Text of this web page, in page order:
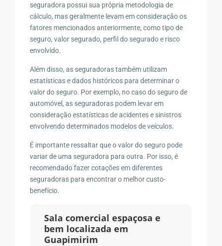
seguradora possui sua própria metodologia de
cálculo, mas geralmente levam em consideração os
fatores mencionados anteriormente, como tipo de
seguro, valor segurado, perfil do segurado e risco
envolvido.
Além disso, as seguradoras também utilizam
estatísticas e dados históricos para determinar o
valor do seguro. Por exemplo, no caso do seguro de
automóvel, as seguradoras podem levar em
consideração estatísticas de acidentes e sinistros
envolvendo determinados modelos de veículos.
É importante ressaltar que o valor do seguro pode
variar de uma seguradora para outra. Por isso, é
recomendado fazer cotações em diferentes
seguradoras para encontrar o melhor custo-
benefício.
Sala comercial espaçosa e
bem localizada em
Guapimirim